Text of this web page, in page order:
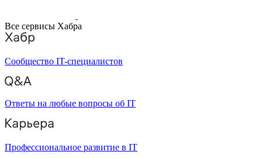
Все сервисы Хабра
Сообщество IT-специалистов
Ответы на любые вопросы об IT
Профессиональное развитие в IT